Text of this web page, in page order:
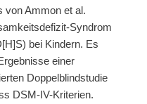
von Ammon et al.
Syndrom
bei Kindern. Es
einer
Doppelblindstudie
DSM-IV-Kriterien.